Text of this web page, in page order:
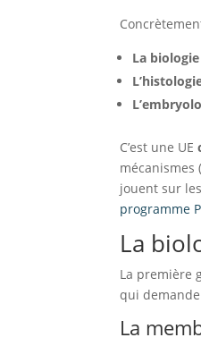
La
C’est une UE
jouent sur
programme
La
La première
qui
La